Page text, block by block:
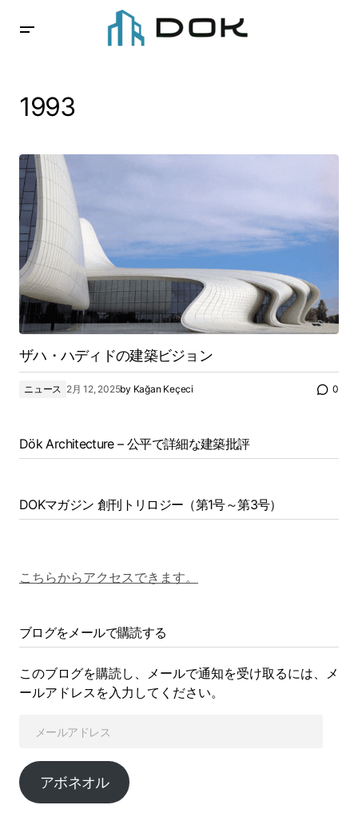
1993
ザハ・ハディドの建築ビジョン
ニュース 2月 12, 2025by Kağan Keçeci 0
Dök Architecture – 公平で詳細な建築批評
DOKマガジン 創刊トリロジー（第1号～第3号）
こちらからアクセスできます。
ブログをメールで購読する
このブログを購読し、メールで通知を受け取るには、メ
ールアドレスを入力してください。
アボネオル